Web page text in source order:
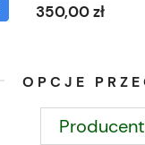
350,00 zł
OPCJE